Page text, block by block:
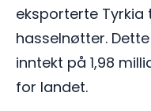
eksporterte Tyrkia
hasselnøtter.
inntekt på 1,98
for landet.